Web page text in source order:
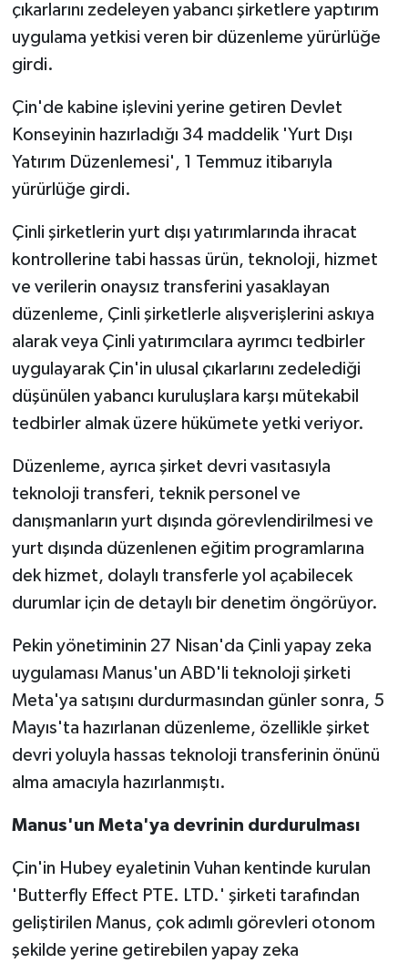
çıkarlarını zedeleyen yabancı şirketlere yaptırım
uygulama yetkisi veren bir düzenleme yürürlüğe
girdi.
Çin'de kabine işlevini yerine getiren Devlet
Konseyinin hazırladığı 34 maddelik 'Yurt Dışı
Yatırım Düzenlemesi', 1 Temmuz itibarıyla
yürürlüğe girdi.
Çinli şirketlerin yurt dışı yatırımlarında ihracat
kontrollerine tabi hassas ürün, teknoloji, hizmet
ve verilerin onaysız transferini yasaklayan
düzenleme, Çinli şirketlerle alışverişlerini askıya
alarak veya Çinli yatırımcılara ayrımcı tedbirler
uygulayarak Çin'in ulusal çıkarlarını zedelediği
düşünülen yabancı kuruluşlara karşı mütekabil
tedbirler almak üzere hükümete yetki veriyor.
Düzenleme, ayrıca şirket devri vasıtasıyla
teknoloji transferi, teknik personel ve
danışmanların yurt dışında görevlendirilmesi ve
yurt dışında düzenlenen eğitim programlarına
dek hizmet, dolaylı transferle yol açabilecek
durumlar için de detaylı bir denetim öngörüyor.
Pekin yönetiminin 27 Nisan'da Çinli yapay zeka
uygulaması Manus'un ABD'li teknoloji şirketi
Meta'ya satışını durdurmasından günler sonra, 5
Mayıs'ta hazırlanan düzenleme, özellikle şirket
devri yoluyla hassas teknoloji transferinin önünü
alma amacıyla hazırlanmıştı.
Manus'un Meta'ya devrinin durdurulması
Çin'in Hubey eyaletinin Vuhan kentinde kurulan
'Butterfly Effect PTE. LTD.' şirketi tarafından
geliştirilen Manus, çok adımlı görevleri otonom
şekilde yerine getirebilen yapay zeka